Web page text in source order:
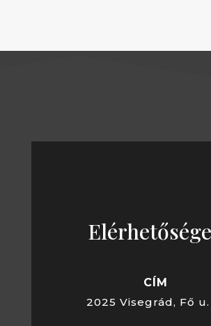
CÍM
2025 Visegrád, Fő u.